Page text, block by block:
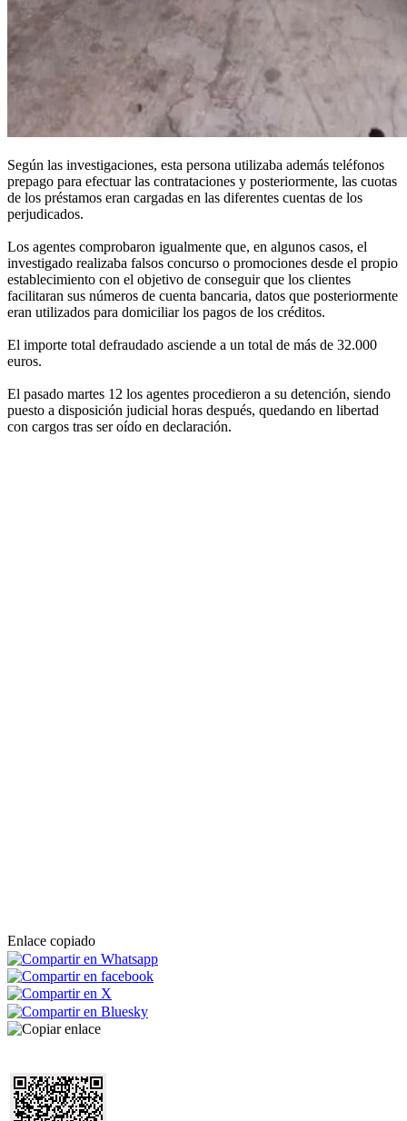
Según las investigaciones, esta persona utilizaba además teléfonos
prepago para efectuar las contrataciones y posteriormente, las cuotas
de los préstamos eran cargadas en las diferentes cuentas de los
perjudicados.
Los agentes comprobaron igualmente que, en algunos casos, el
investigado realizaba falsos concurso o promociones desde el propio
establecimiento con el objetivo de conseguir que los clientes
facilitaran sus números de cuenta bancaria, datos que posteriormente
eran utilizados para domiciliar los pagos de los créditos.
El importe total defraudado asciende a un total de más de 32.000
euros.
El pasado martes 12 los agentes procedieron a su detención, siendo
puesto a disposición judicial horas después, quedando en libertad
con cargos tras ser oído en declaración.
Enlace copiado